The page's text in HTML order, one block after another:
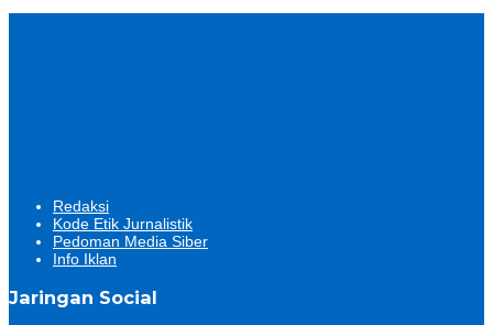
Redaksi
Kode Etik Jurnalistik
Pedoman Media Siber
Info Iklan
Jaringan Social